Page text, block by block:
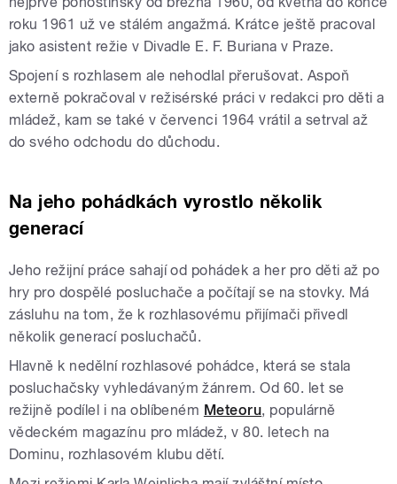
roku 1961 už ve stálém angažmá. Krátce ještě pracoval
jako asistent režie v Divadle E. F. Buriana v Praze.
Spojení s rozhlasem ale nehodlal přerušovat. Aspoň
externě pokračoval v režisérské práci v redakci pro děti a
mládež, kam se také v červenci 1964 vrátil a setrval až
do svého odchodu do důchodu.
Na jeho pohádkách vyrostlo několik
generací
Jeho režijní práce sahají od pohádek a her pro děti až po
hry pro dospělé posluchače a počítají se na stovky. Má
zásluhu na tom, že k rozhlasovému přijímači přivedl
několik generací posluchačů.
Hlavně k nedělní rozhlasové pohádce, která se stala
posluchačsky vyhledávaným žánrem. Od 60. let se
režijně podílel i na oblíbeném Meteoru, populárně
vědeckém magazínu pro mládež, v 80. letech na
Dominu, rozhlasovém klubu dětí.